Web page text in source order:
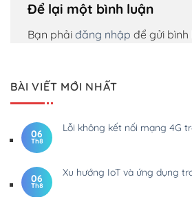
Để lại một bình luận
Bạn phải đăng nhập để gửi bình
BÀI VIẾT MỚI NHẤT
06
Th8
Lỗi không kết nối mạng 4G
06
Th8
Xu hướng IoT và ứng dụng